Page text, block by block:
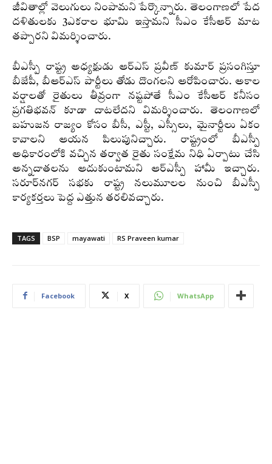
జీవితాల్లో వెలుగులు నింపామని పేర్కొన్నారు. తెలంగాణలో పేద
దళితులకు 3ఎకరాల భూమి ఇస్తామని సీఎం కేసీఆర్‌ మాట
తప్పారని విమర్శించారు.
బీఎస్పీ రాష్ట్ర అధ్యక్షుడు ఆర్‌ఎస్‌ ప్రవీణ్‌ కుమార్‌ ప్రసంగిస్తూ
బీజేపీ, బీఆర్ఎస్ పార్టీలు తోడు దొంగలని ఆరోపించారు. అకాల
వర్షాలతో రైతులు తీవ్రంగా నష్టపోతే సీఎం కేసీఆర్ కనీసం
ప్రగతిభవన్‌ కూడా దాటలేదని విమర్శించారు. తెలంగాణలో
బహుజన రాజ్యం కోసం బీసీ, ఎస్టీ, ఎస్సీలు, మైనార్టీలు ఏకం
కావాలని ఆయన పిలుపునిచ్చారు. రాష్ట్రంలో బీఎస్పీ
అధికారంలోకి వచ్చిన తర్వాత రైతు సంక్షేమ నిధి ఏర్పాటు చేసి
అన్నదాతలను ఆదుకుంటామని ఆర్ఎస్పీ హామీ ఇచ్చారు.
సరూర్‌నగర్‌ సభకు రాష్ట్ర నలుమూలల నుంచి బీఎస్పీ
కార్యకర్తలు పెద్ద ఎత్తున తరలివచ్చారు.
TAGS BSP mayawati RS Praveen kumar
Facebook X WhatsApp